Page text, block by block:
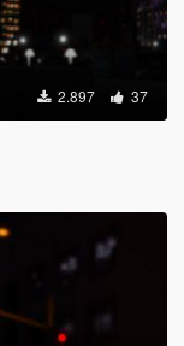
2.897 37